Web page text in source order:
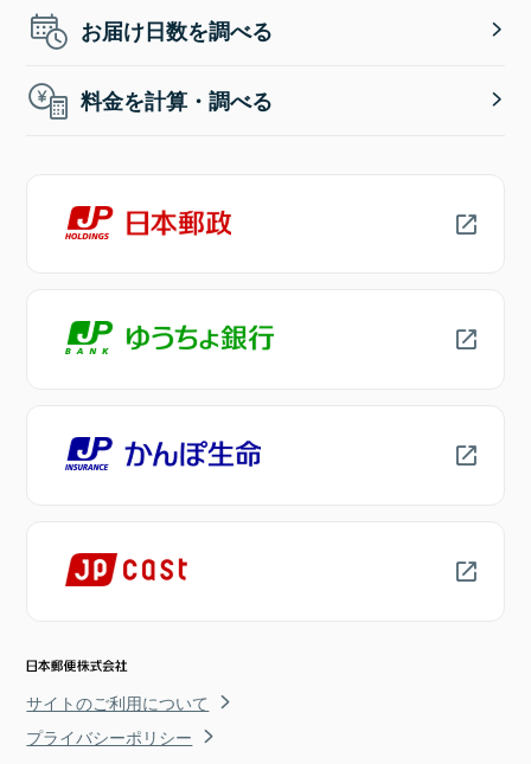
お届け日数を調べる
料金を計算・調べる
サイトのご利用について
プライバシーポリシー